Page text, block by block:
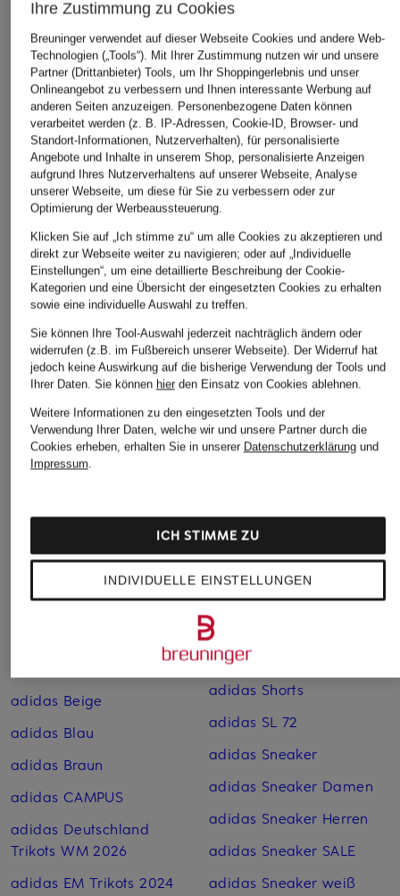
adidas
Trainingsjacke
ITALIEN ORIGINALS
Weltmeisterschaft
2026
ab 49,99 €
Bestpreis:42,49 €
adidas
Trainingsjacke
SPANIEN AUSWÄRTS
ANTHEM
Weltmeisterschaft
2026
ab 59,99 €
Ursprünglich:120 €
+Aktionsrabatt
adidas
Sweatjacke
2026
Weltmeisterschaft
2026
Bestpreis:67,99 €
Ursprünglich:
Weitere Kategorien
adidas Adiletten
Trikots WM 2026
adidas Badehosen
adidas Baumwoll-
Jogginghosen
adidas Baumwoll­hosen
adidas Beige
adidas Blau
adidas Braun
adidas CAMPUS
adidas Deutschland
Trikots WM 2026
adidas EM Trikots 2024
adidas Rot
adidas Sale
adidas SAMBA
adidas Schuhe
adidas Schwarz
adidas Shorts
adidas SL 72
adidas Sneaker
adidas Sneaker Damen
adidas Sneaker Herren
adidas Sneaker SALE
adidas Sneaker weiß
Ihre Zustimmung zu Cookies
Breuninger verwendet auf dieser Webseite Cookies und andere Web-
Technologien („Tools“). Mit Ihrer Zustimmung nutzen wir und unsere
Partner (Drittanbieter) Tools, um Ihr Shoppingerlebnis und unser
Onlineangebot zu verbessern und Ihnen interessante Werbung auf
anderen Seiten anzuzeigen. Personenbezogene Daten können
verarbeitet werden (z. B. IP-Adressen, Cookie-ID, Browser- und
Standort-Informationen, Nutzerverhalten), für personalisierte
Angebote und Inhalte in unserem Shop, personalisierte Anzeigen
aufgrund Ihres Nutzerverhaltens auf unserer Webseite, Analyse
unserer Webseite, um diese für Sie zu verbessern oder zur
Optimierung der Werbeaussteuerung.
Klicken Sie auf „Ich stimme zu“ um alle Cookies zu akzeptieren und
direkt zur Webseite weiter zu navigieren; oder auf „Individuelle
Einstellungen“, um eine detaillierte Beschreibung der Cookie-
Kategorien und eine Übersicht der eingesetzten Cookies zu erhalten
sowie eine individuelle Auswahl zu treffen.
Sie können Ihre Tool-Auswahl jederzeit nachträglich ändern oder
widerrufen (z.B. im Fußbereich unserer Webseite). Der Widerruf hat
jedoch keine Auswirkung auf die bisherige Verwendung der Tools und
Ihrer Daten. Sie können hierden Einsatz von Cookies ablehnen.
Weitere Informationen zu den eingesetzten Tools und der
Verwendung Ihrer Daten, welche wir und unsere Partner durch die
Cookies erheben, erhalten Sie in unserer Datenschutzerklärungund
Impressum.
INDIVIDUELLE EINSTELLUNGEN
ICH STIMME ZU